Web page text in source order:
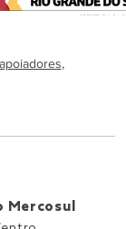
,
Mercosul